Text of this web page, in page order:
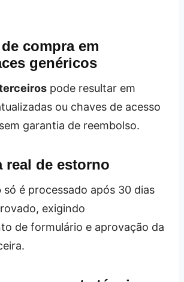
compra em
genéricos
pode resultar em
ou chaves de acesso
garantia de reembolso.
real de estorno
só é processado após 30 dias
exigindo
de formulário e aprovação da